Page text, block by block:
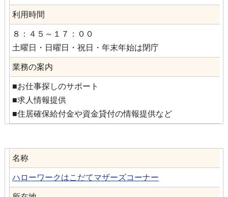
利用時間
８：４５～１７：００
土曜日・日曜日・祝日・年末年始は閉庁
業務の案内
■お仕事探しのサポート
■求人情報提供
■住居確保給付金や資金貸付の情報提供など
名称
ハローワークはこだてマザーズコーナー